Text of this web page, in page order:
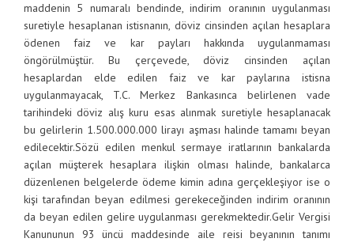
maddenin 5 numaralı bendinde, indirim oranının uygulanması
suretiyle hesaplanan istisnanın, döviz cinsinden açılan hesaplara
ödenen faiz ve kar payları hakkında uygulanmaması
öngörülmüştür. Bu çerçevede, döviz cinsinden açılan
hesaplardan elde edilen faiz ve kar paylarına istisna
uygulanmayacak, T.C. Merkez Bankasınca belirlenen vade
tarihindeki döviz alış kuru esas alınmak suretiyle hesaplanacak
bu gelirlerin 1.500.000.000 lirayı aşması halinde tamamı beyan
edilecektir.Sözü edilen menkul sermaye iratlarının bankalarda
açılan müşterek hesaplara ilişkin olması halinde, bankalarca
düzenlenen belgelerde ödeme kimin adına gerçekleşiyor ise o
kişi tarafından beyan edilmesi gerekeceğinden indirim oranının
da beyan edilen gelire uygulanması gerekmektedir.Gelir Vergisi
Kanununun 93 üncü maddesinde aile reisi beyanının tanımı